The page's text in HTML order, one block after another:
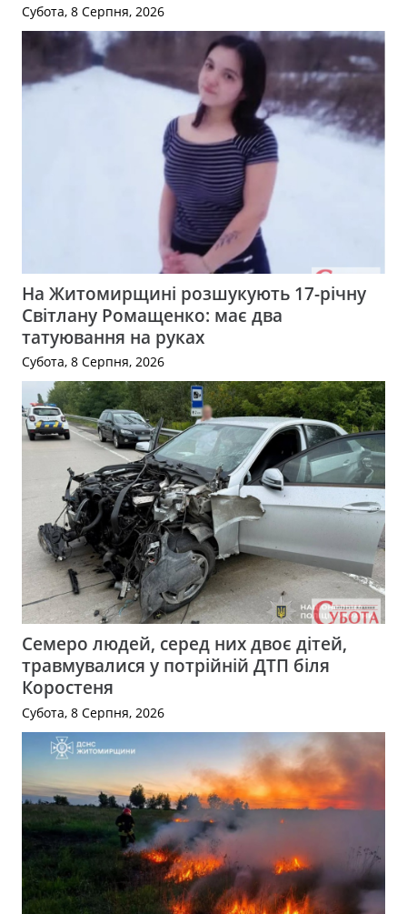
Субота, 8 Серпня, 2026
На Житомирщині розшукують 17-річну
Світлану Ромащенко: має два
татуювання на руках
Субота, 8 Серпня, 2026
Семеро людей, серед них двоє дітей,
травмувалися у потрійній ДТП біля
Коростеня
Субота, 8 Серпня, 2026